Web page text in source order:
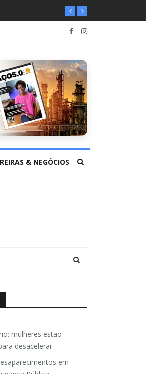
& NEGÓCIOS
mulheres estão
desacelerar
em